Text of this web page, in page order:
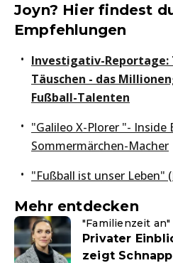
Joyn? Hier findest
Empfehlungen
Investigativ-Reportage:
Täuschen - das
Fußball-Talenten
"Galileo X-Plorer "- Inside
Sommermärchen-Macher
"Fußball ist unser Leben"
Mehr entdecken
"Familienzeit an"
Privater
zeigt